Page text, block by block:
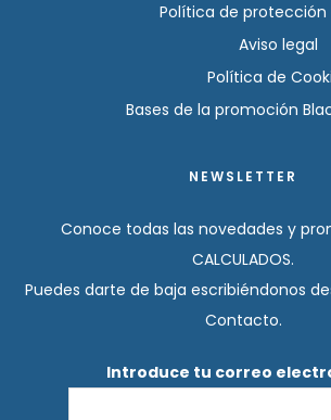
Política de protección
Aviso legal
Política de
Bases de la promoción
NEWSLETTER
Conoce todas las novedades y
CALCULADOS.
Puedes darte de baja escribiéndonos
Contacto.
Introduce tu correo